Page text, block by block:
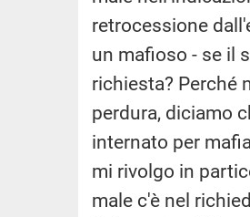
retrocessione
un mafioso - se il
richiesta? Perché
perdura, diciamo
internato per
mi rivolgo in
male c'è nel